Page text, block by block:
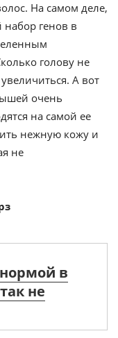
На самом деле,
набор генов в
голову не
А вот
очень
на самой ее
нежную кожу и
не
в
не